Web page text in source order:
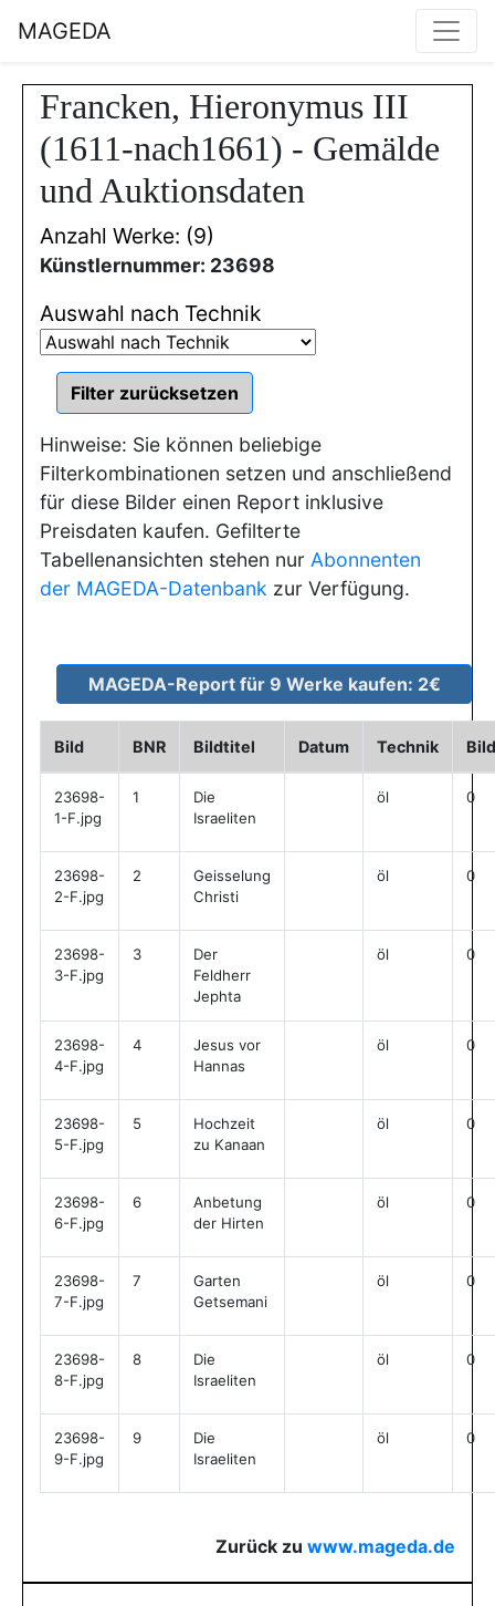
MAGEDA
Francken, Hieronymus III
(1611-nach1661) - Gemälde
und Auktionsdaten
Anzahl Werke: (9)
Künstlernummer: 23698
Auswahl nach Technik
Hinweise: Sie können beliebige
Filterkombinationen setzen und anschließend
für diese Bilder einen Report inklusive
Preisdaten kaufen. Gefilterte
Tabellenansichten stehen nur Abonnenten
der MAGEDA-Datenbank zur Verfügung.
Bild BNR Bildtitel Datum Technik
23698-
1-F.jpg
1
Die
Israeliten
öl 0
23698-
2-F.jpg
2
Geisselung
Christi
öl 0
23698-
3-F.jpg
3
Der
Feldherr
Jephta
öl 0
23698-
4-F.jpg
4
Jesus vor
Hannas
öl 0
23698-
5-F.jpg
5
Hochzeit
zu Kanaan
öl 0
23698-
6-F.jpg
6
Anbetung
der Hirten
öl 0
23698-
7-F.jpg
7
Garten
Getsemani
öl 0
23698-
8-F.jpg
8
Die
Israeliten
öl 0
23698-
9-F.jpg
9
Die
Israeliten
öl 0
Zurück zu www.mageda.de